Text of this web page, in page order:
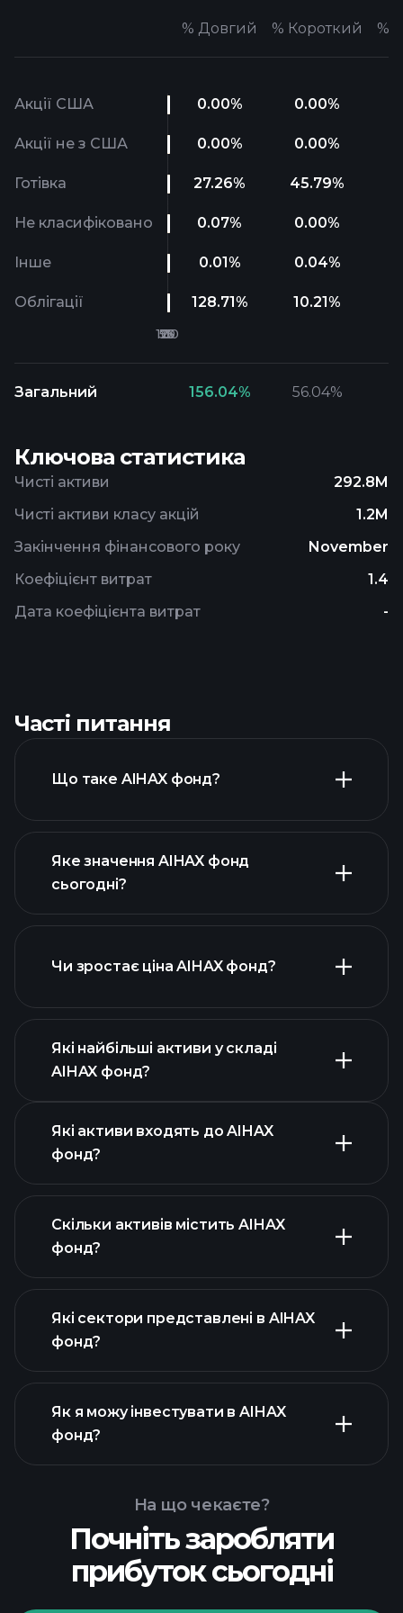
Ключова статистика
Чисті активи
292.8M
Чисті активи класу акцій
1.2M
Закінчення фінансового року
November
Коефіцієнт витрат
1.4
Дата коефіцієнта витрат
-
% Довгий % Короткий %
Акції США 0.00% 0.00%
Акції не з США 0.00% 0.00%
Готівка 27.26% 45.79%
Не класифіковано 0.07% 0.00%
Інше 0.01% 0.04%
Облігації 128.71% 10.21%
Загальний 156.04% 56.04%
Часті питання
Що таке AIHAX фонд?
Яке значення AIHAX фонд
сьогодні?
розширеній
діаграмі
Чи зростає ціна AIHAX фонд?
Які найбільші активи у складі
AIHAX фонд?
активів
AIHAX фонд
Які активи входять до AIHAX
фонд?
активів AIHAX фонд
Скільки активів містить AIHAX
фонд?
Які сектори представлені в AIHAX
фонд?
Як я можу інвестувати в AIHAX
фонд?
На що чекаєте?
Почніть заробляти
прибуток сьогодні